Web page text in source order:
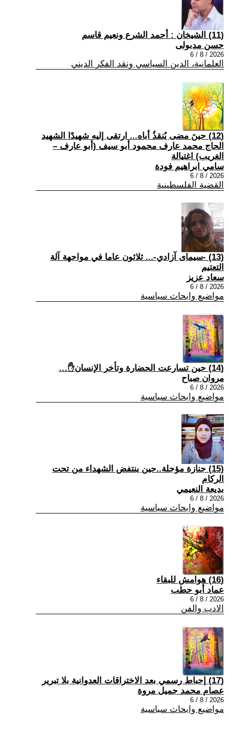
(11) الشيخان : أحمد الشرع ونعيم قاسم
حسن مدبولى
2026 / 8 / 6
العلمانية، الدين السياسي ونقد الفكر الديني
(12) حينَ مضى يُنقذُ أباه... ارتقى إليه شهيدًا الشهيد
الحاج محمد عارف محمود أبو سيف (أبو عارف –
الغريب) اغتيالة
سامي ابراهيم فودة
2026 / 8 / 6
القضية الفلسطينية
(13) -سيمای آزادي-... ثلاثون عاما في مواجهة آلة
التعتيم
سعاد عزيز
2026 / 8 / 6
مواضيع وابحاث سياسية
(14) حين تسارعت الحضارة وتأخر الإنسان✋…
مروان صباح
2026 / 8 / 6
مواضيع وابحاث سياسية
(15) جنازة مؤجلة..حين ينتفض الشهداء من تحت
الركام
بديعة النعيمي
2026 / 8 / 6
مواضيع وابحاث سياسية
(16) هوامش للبقاء
عماد أبو حطب
2026 / 8 / 6
الادب والفن
(17) إحباط رسمي بعد الاختراقات العدوانية بلا تبرير
عصام محمد جميل مروة
2026 / 8 / 6
مواضيع وابحاث سياسية